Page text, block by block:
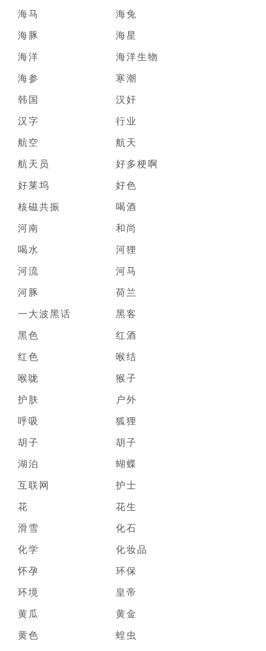
海马
海兔
海豚
海星
海洋
海洋生物
海参
寒潮
韩国
汉奸
汉字
行业
航空
航天
航天员
好多梗啊
好莱坞
好色
核磁共振
喝酒
河南
和尚
喝水
河狸
河流
河马
河豚
荷兰
一大波黑话
黑客
黑色
红酒
红色
喉结
喉咙
猴子
护肤
户外
呼吸
狐狸
胡子
胡子
湖泊
蝴蝶
互联网
护士
花
花生
滑雪
化石
化学
化妆品
怀孕
环保
环境
皇帝
黄瓜
黄金
黄色
蝗虫